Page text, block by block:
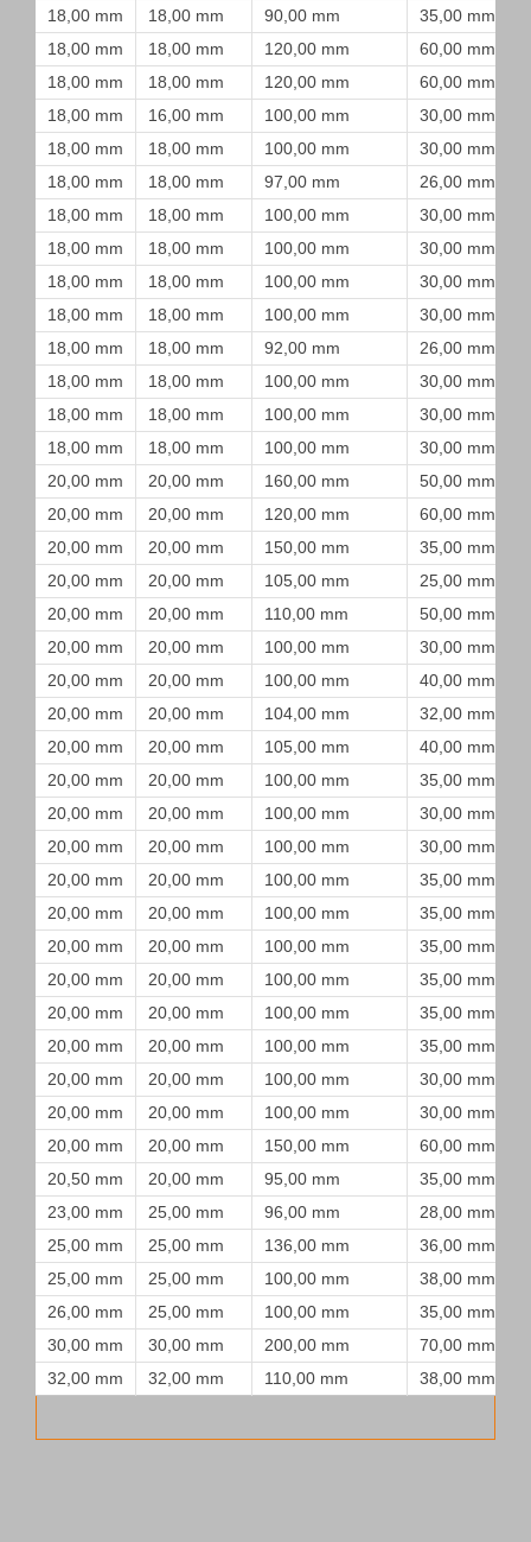
18,00 mm
18,00 mm 90,00 mm
35,00 mm
18,00 mm
18,00 mm 120,00 mm
60,00 mm
18,00 mm
18,00 mm 120,00 mm
60,00 mm
18,00 mm
16,00 mm 100,00 mm
30,00 mm
18,00 mm
18,00 mm 100,00 mm
30,00 mm
18,00 mm
18,00 mm 97,00 mm
26,00 mm
18,00 mm
18,00 mm 100,00 mm
30,00 mm
18,00 mm
18,00 mm 100,00 mm
30,00 mm
18,00 mm
18,00 mm 100,00 mm
30,00 mm
18,00 mm
18,00 mm 100,00 mm
30,00 mm
18,00 mm
18,00 mm 92,00 mm
26,00 mm
18,00 mm
18,00 mm 100,00 mm
30,00 mm
18,00 mm
18,00 mm 100,00 mm
30,00 mm
18,00 mm
18,00 mm 100,00 mm
30,00 mm
20,00 mm
20,00 mm 160,00 mm
50,00 mm
20,00 mm
20,00 mm 120,00 mm
60,00 mm
20,00 mm
20,00 mm 150,00 mm
35,00 mm
20,00 mm
20,00 mm 105,00 mm
25,00 mm
20,00 mm
20,00 mm 110,00 mm
50,00 mm
20,00 mm
20,00 mm 100,00 mm
30,00 mm
20,00 mm
20,00 mm 100,00 mm
40,00 mm
20,00 mm
20,00 mm 104,00 mm
32,00 mm
20,00 mm
20,00 mm 105,00 mm
40,00 mm
20,00 mm
20,00 mm 100,00 mm
35,00 mm
20,00 mm
20,00 mm 100,00 mm
30,00 mm
20,00 mm
20,00 mm 100,00 mm
30,00 mm
20,00 mm
20,00 mm 100,00 mm
35,00 mm
20,00 mm
20,00 mm 100,00 mm
35,00 mm
20,00 mm
20,00 mm 100,00 mm
35,00 mm
20,00 mm
20,00 mm 100,00 mm
35,00 mm
20,00 mm
20,00 mm 100,00 mm
35,00 mm
20,00 mm
20,00 mm 100,00 mm
35,00 mm
20,00 mm
20,00 mm 100,00 mm
30,00 mm
20,00 mm
20,00 mm 100,00 mm
30,00 mm
20,00 mm
20,00 mm 150,00 mm
60,00 mm
20,50 mm
20,00 mm 95,00 mm
35,00 mm
23,00 mm
25,00 mm 96,00 mm
28,00 mm
25,00 mm
25,00 mm 136,00 mm
36,00 mm
25,00 mm
25,00 mm 100,00 mm
38,00 mm
26,00 mm
25,00 mm 100,00 mm
35,00 mm
30,00 mm
30,00 mm 200,00 mm
70,00 mm
32,00 mm
32,00 mm 110,00 mm 38,00 mm